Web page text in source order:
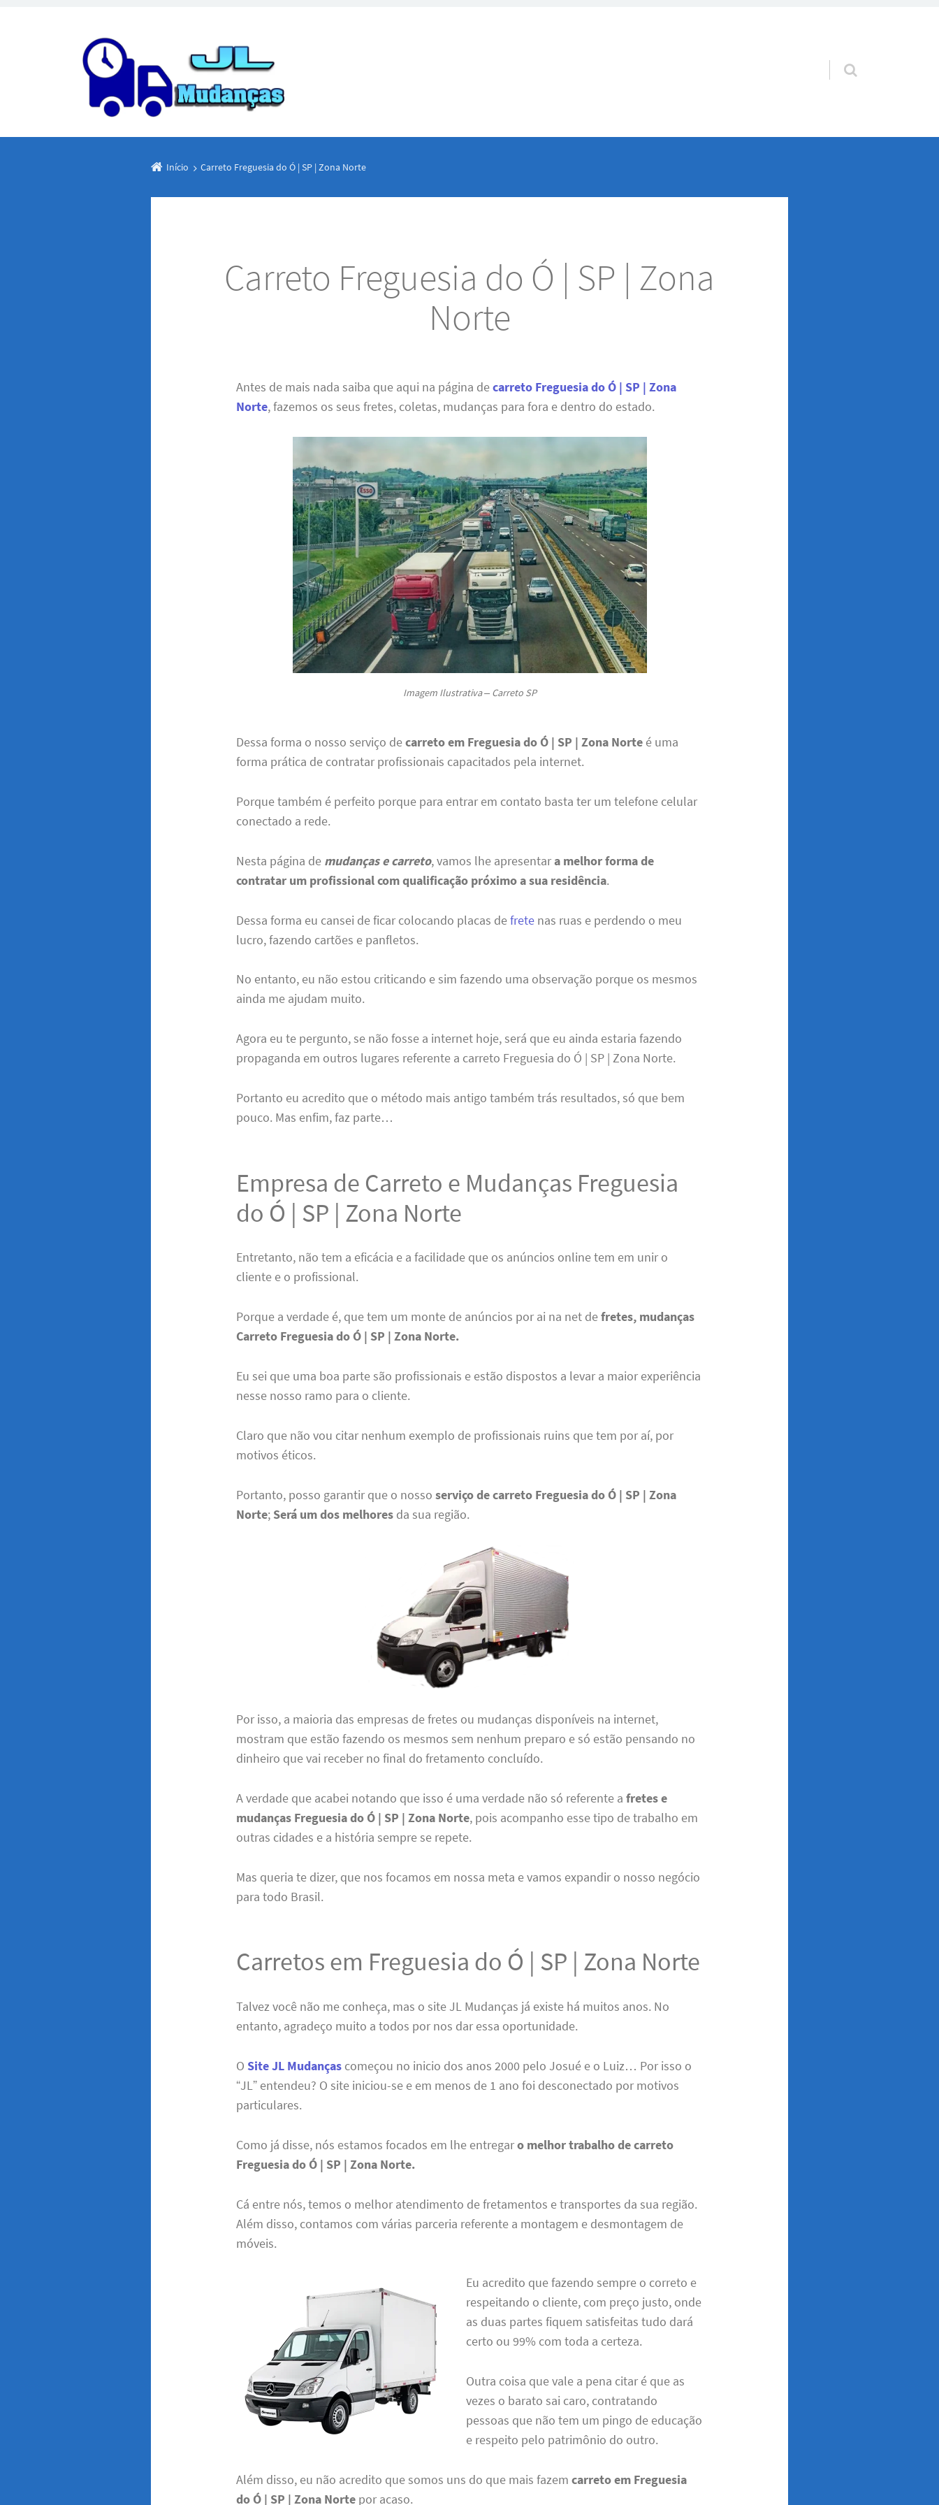
Pular para o conteúdo
Início Carreto Freguesia do Ó | SP | Zona Norte
Carreto Freguesia do Ó | SP | Zona
Norte
Antes de mais nada saiba que aqui na página decarreto Freguesia do Ó | SP | Zona
Norte, fazemos os seus fretes, coletas, mudanças para fora e dentro do estado.
Imagem Ilustrativa – Carreto SP
Dessa forma o nosso serviço decarreto em Freguesia do Ó | SP | Zona Norte é uma
forma prática de contratar profissionais capacitados pela internet.
Porque também é perfeito porque para entrar em contato basta ter um telefone celular
conectado a rede.
Nesta página de mudanças e carreto, vamos lhe apresentara melhor forma de
contratar um profissional com qualificação próximo a sua residência.
Dessa forma eu cansei de ficar colocando placas defrete nas ruas e perdendo o meu
lucro, fazendo cartões e panfletos.
No entanto, eu não estou criticando e sim fazendo uma observação porque os mesmos
ainda me ajudam muito.
Agora eu te pergunto, se não fosse a internet hoje, será que eu ainda estaria fazendo
propaganda em outros lugares referente a carreto Freguesia do Ó | SP | Zona Norte.
Portanto eu acredito que o método mais antigo também trás resultados, só que bem
pouco. Mas enfim, faz parte…
Empresa de Carreto e Mudanças Freguesia
do Ó | SP | Zona Norte
Entretanto, não tem a eficácia e a facilidade que os anúncios online tem em unir o
cliente e o profissional.
Porque a verdade é, que tem um monte de anúncios por ai na net defretes, mudanças
Carreto Freguesia do Ó | SP | Zona Norte.
Eu sei que uma boa parte são profissionais e estão dispostos a levar a maior experiência
nesse nosso ramo para o cliente.
Claro que não vou citar nenhum exemplo de profissionais ruins que tem por aí, por
motivos éticos.
Portanto, posso garantir que o nossoserviço de carreto Freguesia do Ó | SP | Zona
Norte; Será um dos melhores da sua região.
Por isso, a maioria das empresas de fretes ou mudanças disponíveis na internet,
mostram que estão fazendo os mesmos sem nenhum preparo e só estão pensando no
dinheiro que vai receber no final do fretamento concluído.
A verdade que acabei notando que isso é uma verdade não só referente afretes e
mudanças Freguesia do Ó | SP | Zona Norte, pois acompanho esse tipo de trabalho em
outras cidades e a história sempre se repete.
Mas queria te dizer, que nos focamos em nossa meta e vamos expandir o nosso negócio
para todo Brasil.
Carretos em Freguesia do Ó | SP | Zona Norte
Talvez você não me conheça, mas o site JL Mudanças já existe há muitos anos. No
entanto, agradeço muito a todos por nos dar essa oportunidade.
O Site JL Mudanças começou no inicio dos anos 2000 pelo Josué e o Luiz… Por isso o
“JL” entendeu? O site iniciou-se e em menos de 1 ano foi desconectado por motivos
particulares.
Como já disse, nós estamos focados em lhe entregaro melhor trabalho de carreto
Freguesia do Ó | SP | Zona Norte.
Cá entre nós, temos o melhor atendimento de fretamentos e transportes da sua região.
Além disso, contamos com várias parceria referente a montagem e desmontagem de
móveis.
Eu acredito que fazendo sempre o correto e
respeitando o cliente, com preço justo, onde
as duas partes fiquem satisfeitas tudo dará
certo ou 99% com toda a certeza.
Outra coisa que vale a pena citar é que as
vezes o barato sai caro, contratando
pessoas que não tem um pingo de educação
e respeito pelo patrimônio do outro.
Além disso, eu não acredito que somos uns do que mais fazemcarreto em Freguesia
do Ó | SP | Zona Norte por acaso.